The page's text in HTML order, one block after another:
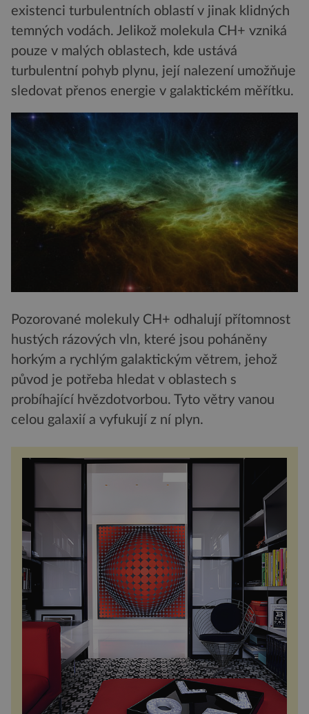
existenci turbulentních oblastí v jinak klidných
temných vodách. Jelikož molekula CH+ vzniká
pouze v malých oblastech, kde ustává
turbulentní pohyb plynu, její nalezení umožňuje
sledovat přenos energie v galaktickém měřítku.
Pozorované molekuly CH+ odhalují přítomnost
hustých rázových vln, které jsou poháněny
horkým a rychlým galaktickým větrem, jehož
původ je potřeba hledat v oblastech s
probíhající hvězdotvorbou. Tyto větry vanou
celou galaxií a vyfukují z ní plyn.